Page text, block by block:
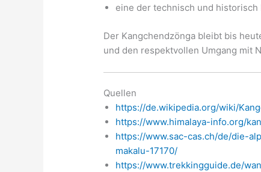
eine der technisch und
Der Kangchendzönga bleibt bis
und den respektvollen Umgang mit
Quellen
https://de.wikipedia.org/wiki/
https://www.himalaya-info.org/
https://www.sac-cas.ch/de/die-
makalu-17170/
https://www.trekkingguide.de/